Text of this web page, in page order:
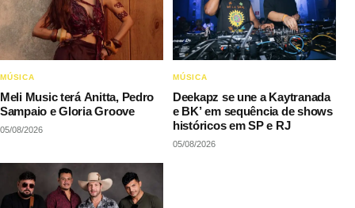
MÚSICA
Meli Music terá Anitta, Pedro
Sampaio e Gloria Groove
05/08/2026
MÚSICA
Deekapz se une a Kaytranada
e BK’ em sequência de shows
históricos em SP e RJ
05/08/2026